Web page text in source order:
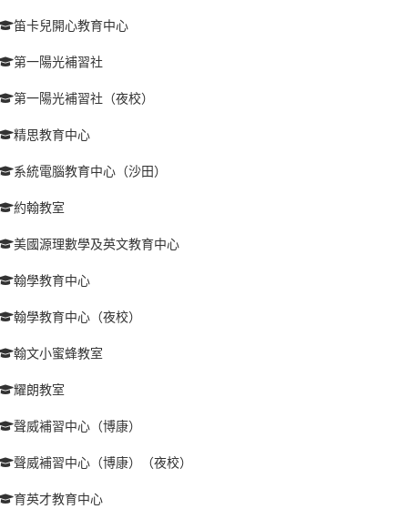
笛卡兒開心教育中心
第一陽光補習社
第一陽光補習社（夜校）
精思教育中心
系統電腦教育中心（沙田）
約翰教室
美國源理數學及英文教育中心
翰學教育中心
翰學教育中心（夜校）
翰文小蜜蜂教室
耀朗教室
聲威補習中心（博康）
聲威補習中心（博康）（夜校）
育英才教育中心